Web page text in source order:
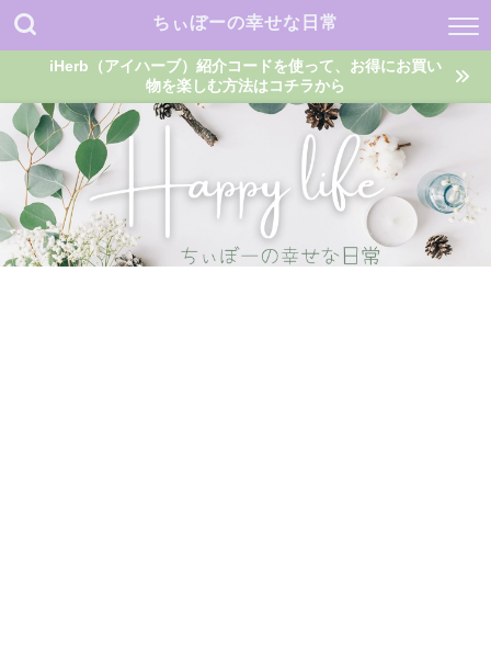
ちぃぼーの幸せな日常
iHerb（アイハーブ）紹介コードを使って、お得にお買い
物を楽しむ方法はコチラから